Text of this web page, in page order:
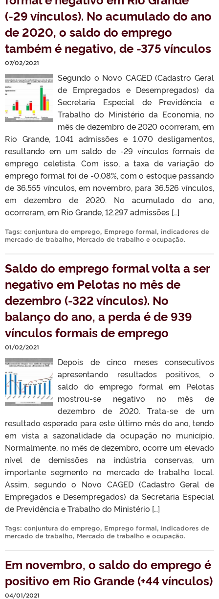
(-29 vínculos). No acumulado do ano
de 2020, o saldo do emprego
também é negativo, de -375 vínculos
07/02/2021
Segundo o Novo CAGED (Cadastro Geral
de Empregados e Desempregados) da
Secretaria Especial de Previdência e
Trabalho do Ministério da Economia, no
mês de dezembro de 2020 ocorreram, em
Rio Grande, 1.041 admissões e 1.070 desligamentos,
resultando em um saldo de -29 vínculos formais de
emprego celetista. Com isso, a taxa de variação do
emprego formal foi de -0,08%, com o estoque passando
de 36.555 vínculos, em novembro, para 36.526 vínculos,
em dezembro de 2020. No acumulado do ano,
ocorreram, em Rio Grande, 12.297 admissões […]
Tags: conjuntura do emprego, Emprego formal, indicadores de
mercado de trabalho, Mercado de trabalho e ocupação.
Saldo do emprego formal volta a ser
negativo em Pelotas no mês de
dezembro (-322 vínculos). No
balanço do ano, a perda é de 939
vínculos formais de emprego
01/02/2021
Depois de cinco meses consecutivos
apresentando resultados positivos, o
saldo do emprego formal em Pelotas
mostrou-se negativo no mês de
dezembro de 2020. Trata-se de um
resultado esperado para este último mês do ano, tendo
em vista a sazonalidade da ocupação no município.
Normalmente, no mês de dezembro, ocorre um elevado
nível de demissões na indústria conservas, um
importante segmento no mercado de trabalho local.
Assim, segundo o Novo CAGED (Cadastro Geral de
Empregados e Desempregados) da Secretaria Especial
de Previdência e Trabalho do Ministério […]
Tags: conjuntura do emprego, Emprego formal, indicadores de
mercado de trabalho, Mercado de trabalho e ocupação.
Em novembro, o saldo do emprego é
positivo em Rio Grande (+44 vínculos)
04/01/2021